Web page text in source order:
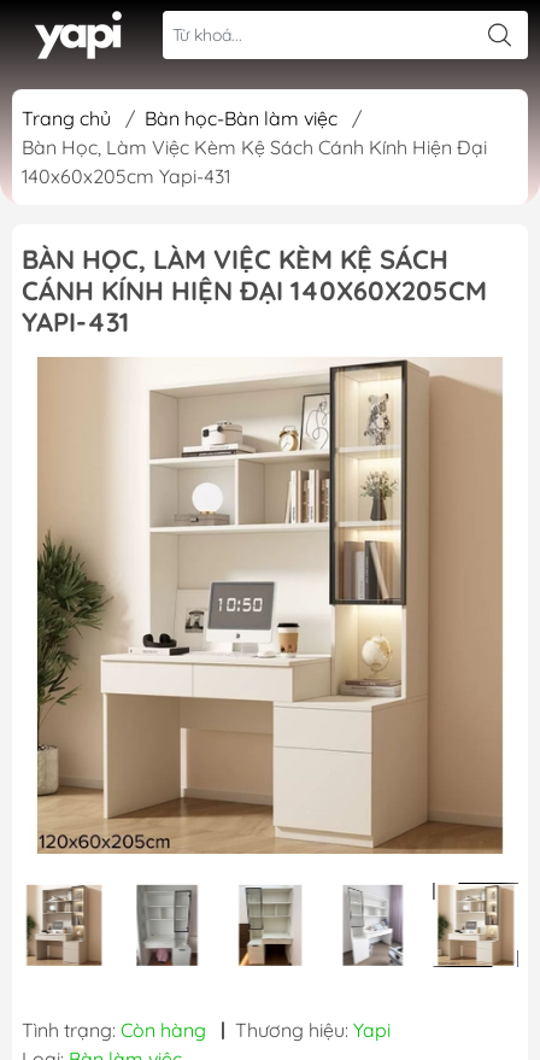
Trang chủ / Bàn học-Bàn làm việc
/
Bàn Học, Làm Việc Kèm Kệ Sách Cánh Kính Hiện Đại
140x60x205cm Yapi-431
BÀN HỌC, LÀM VIỆC KÈM KỆ SÁCH
CÁNH KÍNH HIỆN ĐẠI 140X60X205CM
YAPI-431
Tình trạng: Còn hàng | Thương hiệu: Yapi